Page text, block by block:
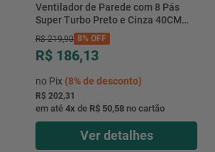
Ventilador de Parede com 8 Pás
Super Turbo Preto e Cinza 40CM
220V 140W - VTX-40P-8P - Mondial
R$ 219,90 8% OFF
R$ 186,13
no Pix (8%de desconto)
R$ 202,31
em até 4x de R$ 50,58 no cartão
Ver detalhes